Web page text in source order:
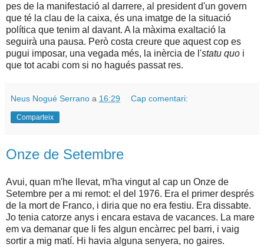
pes de la manifestació al darrere, al president d'un govern
que té la clau de la caixa, és una imatge de la situació
política que tenim al davant. A la màxima exaltació la
seguirà una pausa. Però costa creure que aquest cop es
pugui imposar, una vegada més, la inèrcia de l'statu quo i
que tot acabi com si no hagués passat res.
Neus Nogué Serrano a 16:29 Cap comentari:
Comparteix
Onze de Setembre
Avui, quan m'he llevat, m'ha vingut al cap un Onze de
Setembre per a mi remot: el del 1976. Era el primer després
de la mort de Franco, i diria que no era festiu. Era dissabte.
Jo tenia catorze anys i encara estava de vacances. La mare
em va demanar que li fes algun encàrrec pel barri, i vaig
sortir a mig matí. Hi havia alguna senyera, no gaires.